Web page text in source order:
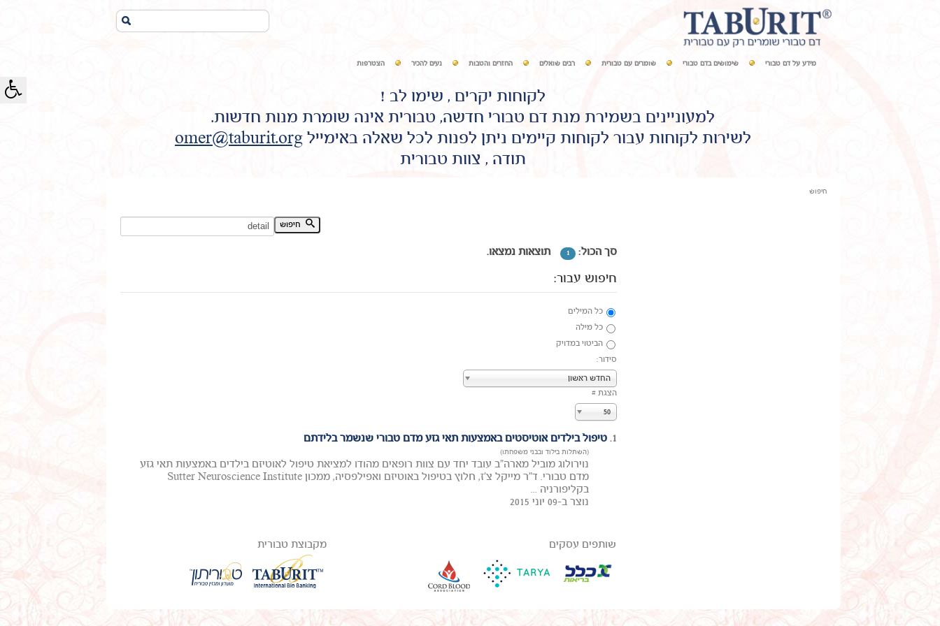
מידע על דם טבורי שימושים בדם טבורי שומרים עם טבורית רבים שואלים החזרים והטבות נעים להכיר הצטרפות
לקוחות יקרים , שימו לב !
למעוניינים בשמירת מנת דם טבורי חדשה, טבורית אינה שומרת מנות חדשות.
לשירות לקוחות עבור לקוחות קיימים ניתן לפנות לכל שאלה באימייל omer@taburit.org
תודה , צוות טבורית
חיפוש
חיפוש מילת מפתח:
סך הכול: 1 תוצאות נמצאו.
חיפוש עבור:
כל המילים
כל מילה
הביטוי במדויק
סידור:
החדש ראשון
הצגת #
50
1. טיפול בילדים אוטיסטים באמצעות תאי גזע מדם טבורי שנשמר בלידתם
(השתלות בילוד ובבני משפחתו)
נוירולוג מוביל מארה"ב עובד יחד עם צוות רופאים מהודו למציאת טיפול לאוטיזם בילדים באמצעות תאי גזע
מדם טבורי. ד"ר מייקל צ'ז, חלוץ בטיפול באוטיזם ואפילפסיה, ממכון Sutter Neuroscience Institute
בקליפורניה ...
נוצר ב-09 יוני 2015
שותפים עסקים מקבוצת טבורית